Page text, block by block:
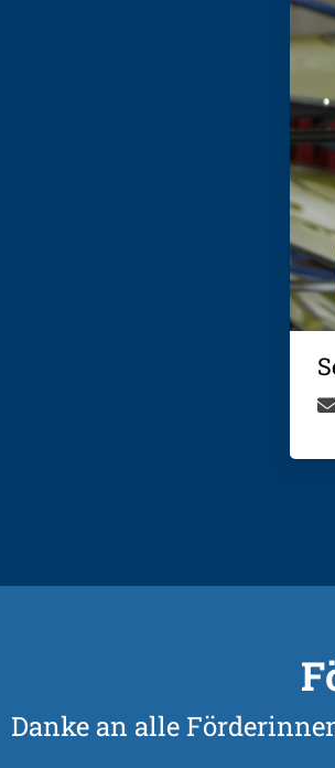
Danke an alle